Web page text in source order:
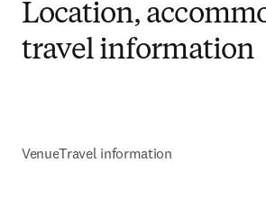
Location,
travel information
VenueTravel information